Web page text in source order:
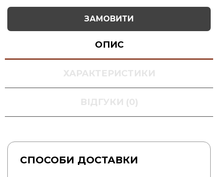
ЗАМОВИТИ
ОПИС
ХАРАКТЕРИСТИКИ
ВІДГУКИ (0)
СПОСОБИ ДОСТАВКИ